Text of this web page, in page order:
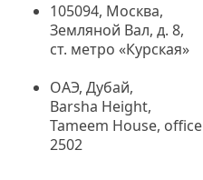
105094, Москва,
Земляной Вал, д. 8,
ст. метро «Курская»
ОАЭ, Дубай,
Barsha Height,
Tameem House, office
2502